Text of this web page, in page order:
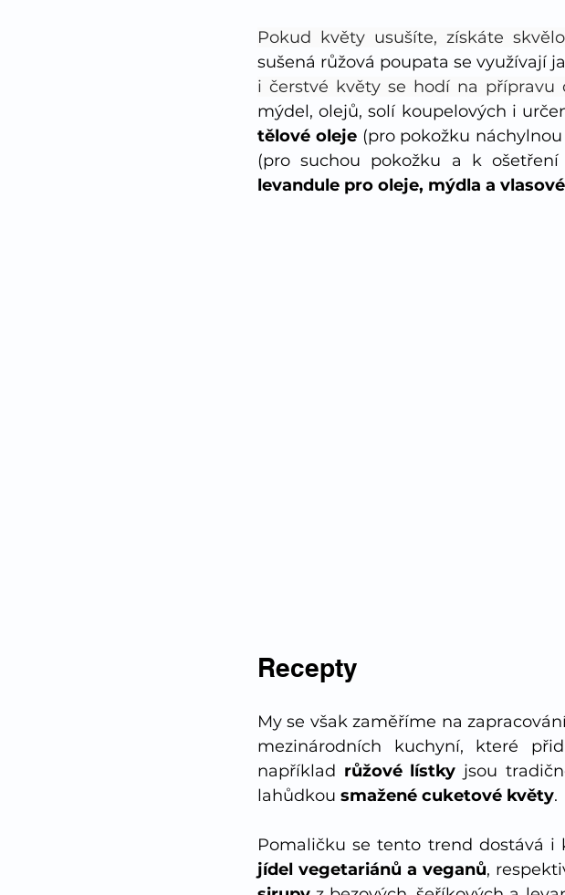
Pokud květy usušíte, získáte
sušená růžová poupata se využívají
mýdel, olejů, solí koupelových i
tělové oleje (pro pokožku
(pro suchou pokožku a k ošetření
levandule pro oleje, mýdla a
Recepty
My se však zaměříme na
mezinárodních kuchyní, které
například růžové lístky jsou
lahůdkou smažené cuketové květy.
Pomaličku se tento trend dostává i
jídel vegetariánů a veganů,